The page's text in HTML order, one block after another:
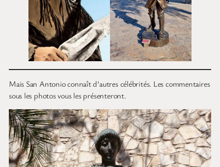
Mais San Antonio connaît d’autres célébrités. Les commentaires
sous les photos vous les présenteront.